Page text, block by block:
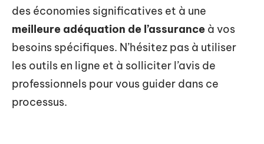
des économies significatives et à une
meilleure adéquation de l’assurance à vos
besoins spécifiques. N’hésitez pas à utiliser
les outils en ligne et à solliciter l’avis de
professionnels pour vous guider dans ce
processus.